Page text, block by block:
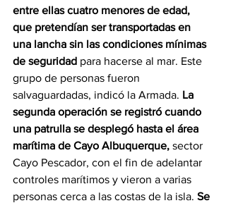
entre ellas cuatro menores de edad,
que pretendían ser transportadas en
una lancha sin las condiciones mínimas
de seguridad para hacerse al mar. Este
grupo de personas fueron
salvaguardadas, indicó la Armada. La
segunda operación se registró cuando
una patrulla se desplegó hasta el área
marítima de Cayo Albuquerque, sector
Cayo Pescador, con el fin de adelantar
controles marítimos y vieron a varias
personas cerca a las costas de la isla. Se